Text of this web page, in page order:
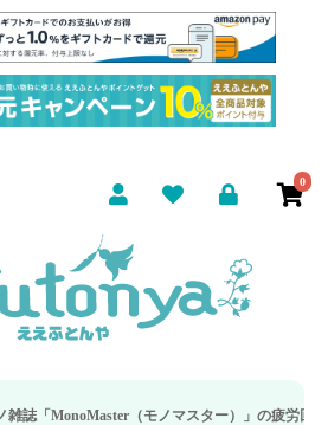
0
（モノマスター）」の疲労回復・睡眠の向上特